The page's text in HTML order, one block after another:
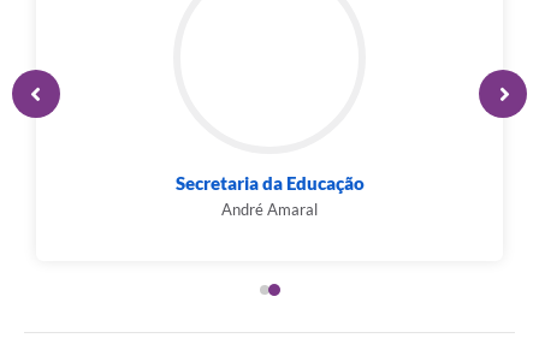
Secretaria da Educação
André Amaral